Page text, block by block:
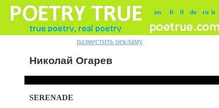
разместить рекламу
Николай Огарев
SERENADE